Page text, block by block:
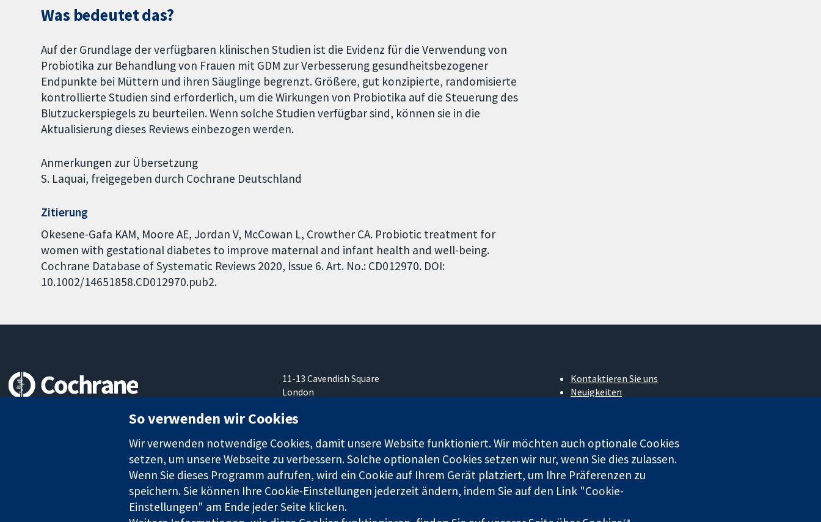
Was bedeutet das?
Auf der Grundlage der verfügbaren klinischen Studien ist die Evidenz für die Verwendung von
Probiotika zur Behandlung von Frauen mit GDM zur Verbesserung gesundheitsbezogener
Endpunkte bei Müttern und ihren Säuglinge begrenzt. Größere, gut konzipierte, randomisierte
kontrollierte Studien sind erforderlich, um die Wirkungen von Probiotika auf die Steuerung des
Blutzuckerspiegels zu beurteilen. Wenn solche Studien verfügbar sind, können sie in die
Aktualisierung dieses Reviews einbezogen werden.
Anmerkungen zur Übersetzung
S. Laquai, freigegeben durch Cochrane Deutschland
Zitierung
Okesene-Gafa KAM, Moore AE, Jordan V, McCowan L, Crowther CA. Probiotic treatment for
women with gestational diabetes to improve maternal and infant health and well-being.
Cochrane Database of Systematic Reviews 2020, Issue 6. Art. No.: CD012970. DOI:
10.1002/14651858.CD012970.pub2.
11-13 Cavendish Square
London
Vereinigtes Königreich
Kontaktieren Sie uns
Neuigkeiten
Cochrane Library
Die Cochrane Collaboration ist eine gemeinützige Organisation (Nr. 1045921) und in England und in Wales als eine Gesellschaft mit beschränkter Haftung (Nr. 03044323) registriert. Umsatzsteuer-
Identifikationsnummer GB 718 2127 49.
So verwenden wir Cookies
Wir verwenden notwendige Cookies, damit unsere Website funktioniert. Wir möchten auch optionale Cookies
setzen, um unsere Webseite zu verbessern. Solche optionalen Cookies setzen wir nur, wenn Sie dies zulassen.
Wenn Sie dieses Programm aufrufen, wird ein Cookie auf Ihrem Gerät platziert, um Ihre Präferenzen zu
speichern. Sie können Ihre Cookie-Einstellungen jederzeit ändern, indem Sie auf den Link "Cookie-
Einstellungen" am Ende jeder Seite klicken.